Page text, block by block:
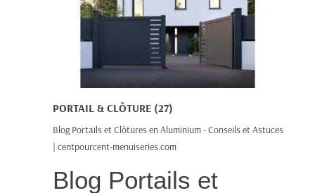
PORTAIL & CLÔTURE (27)
Blog Portails et Clôtures en Aluminium - Conseils et Astuces
| centpourcent-menuiseries.com
Blog Portails et